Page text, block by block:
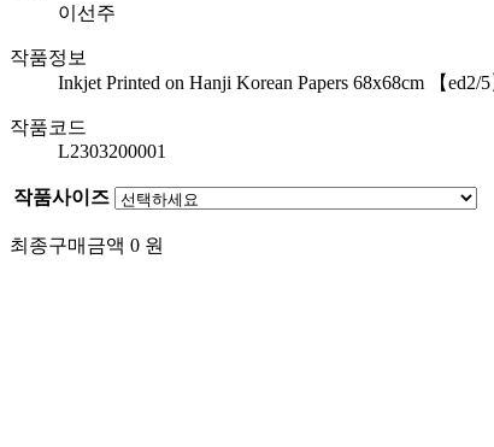
이선주
작품정보
Inkjet Printed on Hanji Korean Papers 68x68cm 【ed2/5
작품코드
L2303200001
작품사이즈
최종구매금액 0 원